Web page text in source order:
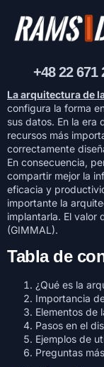
+48 22 671
La arquitectura de
configura la forma
sus datos. En la era
recursos más
correctamente
En consecuencia,
compartir mejor la
eficacia y
importante la
implantarla. El valor
(GIMMAL).
Tabla de
¿Qué es la
Importancia
Elementos de
Pasos en el
Ejemplos de
Preguntas